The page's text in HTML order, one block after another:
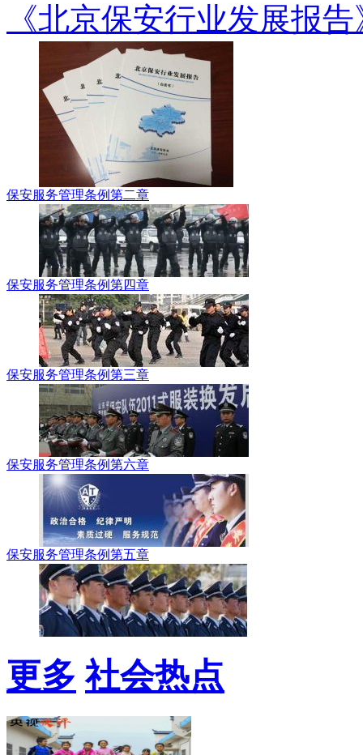
《北京保安行业发展报
保安服务管理条例第二章
保安服务管理条例第四章
保安服务管理条例第三章
保安服务管理条例第六章
保安服务管理条例第五章
更多 社会热点